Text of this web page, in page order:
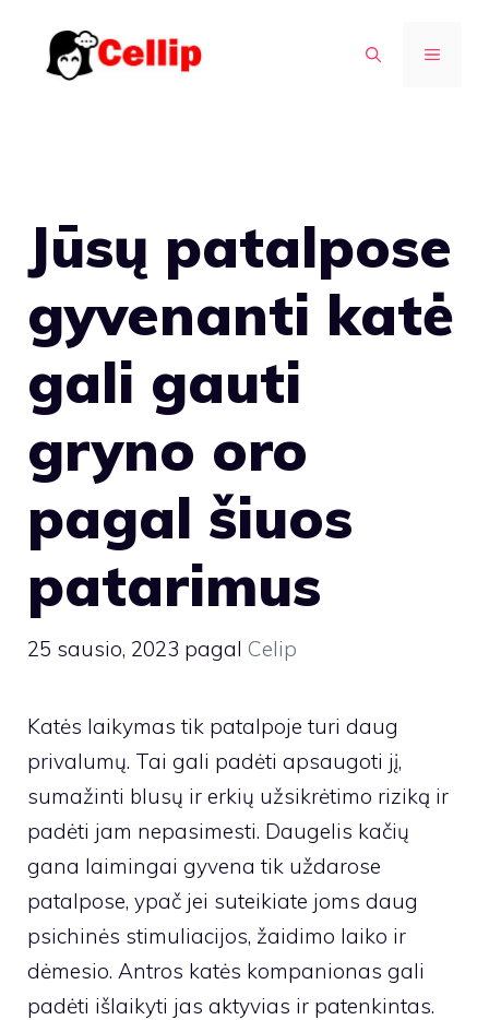
turinio
MENIU
Jūsų patalpose
gyvenanti katė
gali gauti
gryno oro
pagal šiuos
patarimus
25 sausio, 2023 pagal Celip
Katės laikymas tik patalpoje turi daug
privalumų. Tai gali padėti apsaugoti jį,
sumažinti blusų ir erkių užsikrėtimo riziką ir
padėti jam nepasimesti. Daugelis kačių
gana laimingai gyvena tik uždarose
patalpose, ypač jei suteikiate joms daug
psichinės stimuliacijos, žaidimo laiko ir
dėmesio. Antros katės kompanionas gali
padėti išlaikyti jas aktyvias ir patenkintas.